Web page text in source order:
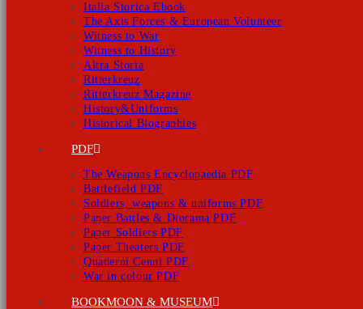
Italia Storica Ebook
The Axis Forces & European Volunteer
Witness to War
Witness to History
Altra Storia
Ritterkreuz
Ritterkreuz Magazine
History&Uniforms
Historical Biographies
PDF
The Weapons Encyclopaedia PDF
Battlefield PDF
Soldiers, weapons & uniforms PDF
Paper Battles & Diorama PDF
Paper Soldiers PDF
Paper Theaters PDF
Quaderni Cenni PDF
War in colour PDF
BOOKMOON & MUSEUM